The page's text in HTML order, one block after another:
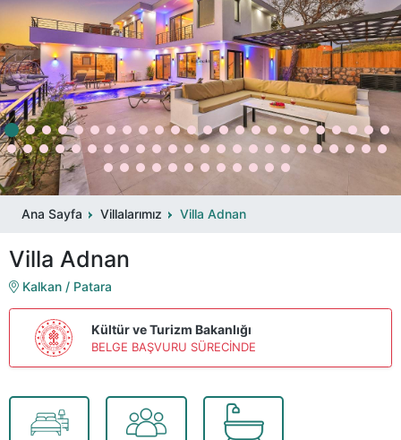
Ana Sayfa Villalarımız Villa Adnan
Villa Adnan
Kalkan / Patara
Kültür ve Turizm Bakanlığı
BELGE BAŞVURU SÜRECİNDE